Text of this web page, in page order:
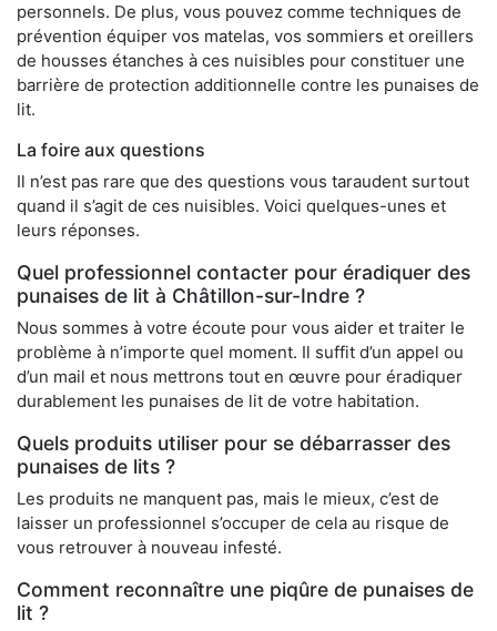
personnels. De plus, vous pouvez comme techniques de
prévention équiper vos matelas, vos sommiers et oreillers
de housses étanches à ces nuisibles pour constituer une
barrière de protection additionnelle contre les punaises de
lit.
La foire aux questions
Il n’est pas rare que des questions vous taraudent surtout
quand il s’agit de ces nuisibles. Voici quelques-unes et
leurs réponses.
Quel professionnel contacter pour éradiquer des
punaises de lit à Châtillon-sur-Indre ?
Nous sommes à votre écoute pour vous aider et traiter le
problème à n’importe quel moment. Il suffit d’un appel ou
d’un mail et nous mettrons tout en œuvre pour éradiquer
durablement les punaises de lit de votre habitation.
Quels produits utiliser pour se débarrasser des
punaises de lits ?
Les produits ne manquent pas, mais le mieux, c’est de
laisser un professionnel s’occuper de cela au risque de
vous retrouver à nouveau infesté.
Comment reconnaître une piqûre de punaises de
lit ?